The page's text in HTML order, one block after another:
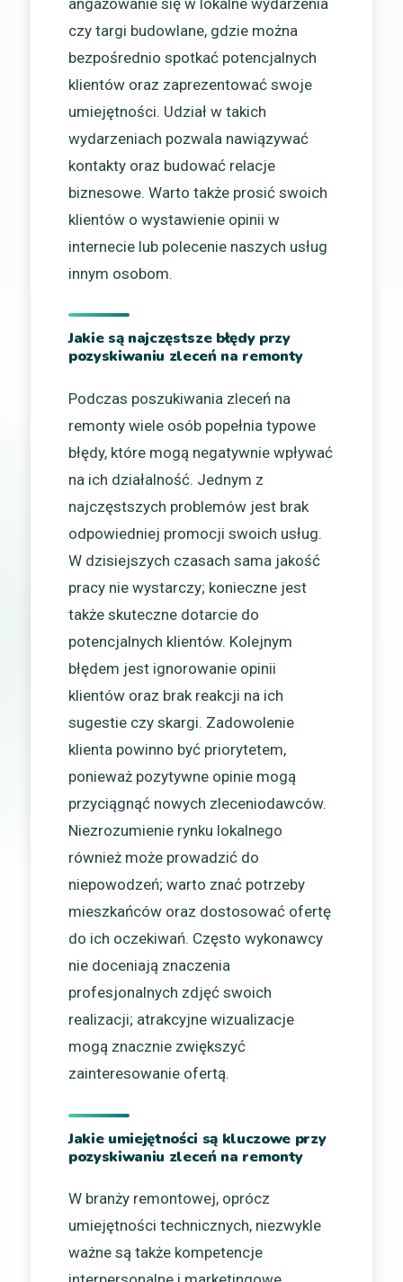
czy targi budowlane, gdzie można
bezpośrednio spotkać potencjalnych
klientów oraz zaprezentować swoje
umiejętności. Udział w takich
wydarzeniach pozwala nawiązywać
kontakty oraz budować relacje
biznesowe. Warto także prosić swoich
klientów o wystawienie opinii w
internecie lub polecenie naszych usług
innym osobom.
Jakie są najczęstsze błędy przy
pozyskiwaniu zleceń na remonty
Podczas poszukiwania zleceń na
remonty wiele osób popełnia typowe
błędy, które mogą negatywnie wpływać
na ich działalność. Jednym z
najczęstszych problemów jest brak
odpowiedniej promocji swoich usług.
W dzisiejszych czasach sama jakość
pracy nie wystarczy; konieczne jest
także skuteczne dotarcie do
potencjalnych klientów. Kolejnym
błędem jest ignorowanie opinii
klientów oraz brak reakcji na ich
sugestie czy skargi. Zadowolenie
klienta powinno być priorytetem,
ponieważ pozytywne opinie mogą
przyciągnąć nowych zleceniodawców.
Niezrozumienie rynku lokalnego
również może prowadzić do
niepowodzeń; warto znać potrzeby
mieszkańców oraz dostosować ofertę
do ich oczekiwań. Często wykonawcy
nie doceniają znaczenia
profesjonalnych zdjęć swoich
realizacji; atrakcyjne wizualizacje
mogą znacznie zwiększyć
zainteresowanie ofertą.
Jakie umiejętności są kluczowe przy
pozyskiwaniu zleceń na remonty
W branży remontowej, oprócz
umiejętności technicznych, niezwykle
ważne są także kompetencje